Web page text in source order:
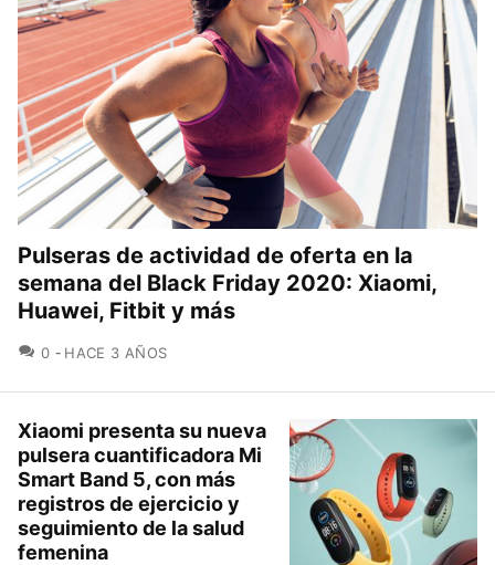
Pulseras de actividad de oferta en la
semana del Black Friday 2020: Xiaomi,
Huawei, Fitbit y más
0 COMENTARIOS
HACE 3 AÑOS
Xiaomi presenta su nueva
pulsera cuantificadora Mi
Smart Band 5, con más
registros de ejercicio y
seguimiento de la salud
femenina